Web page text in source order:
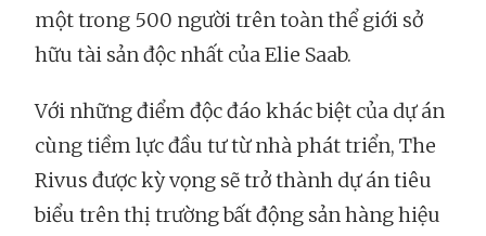
một trong 500 người trên toàn thể giới sở
hữu tài sản độc nhất của Elie Saab.
Với những điểm độc đáo khác biệt của dự án
cùng tiềm lực đầu tư từ nhà phát triển, The
Rivus được kỳ vọng sẽ trở thành dự án tiêu
biểu trên thị trường bất động sản hàng hiệu